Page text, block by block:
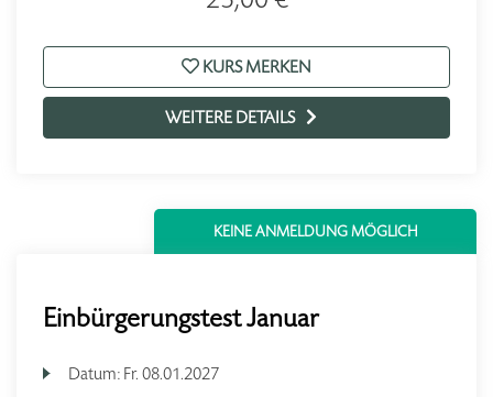
KURS MERKEN
WEITERE DETAILS
KEINE ANMELDUNG MÖGLICH
Einbürgerungstest Januar
Datum: Fr. 08.01.2027